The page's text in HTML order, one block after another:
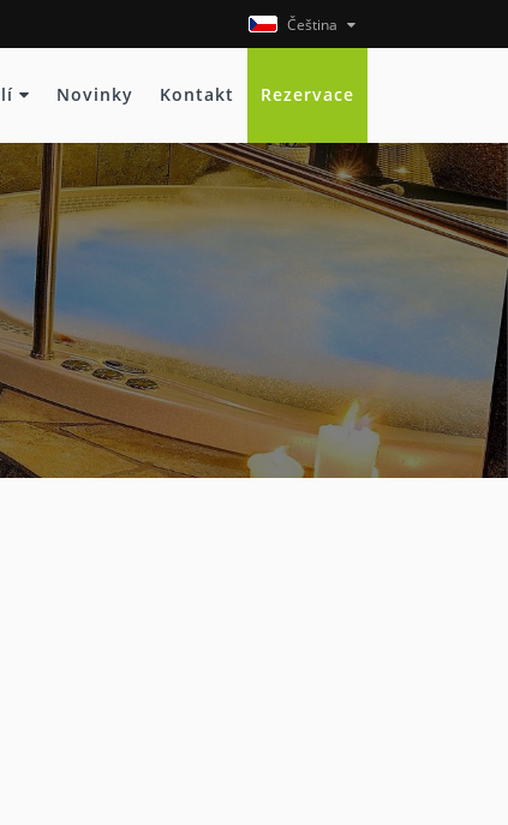
Čeština
Novinky Kontakt Rezervace